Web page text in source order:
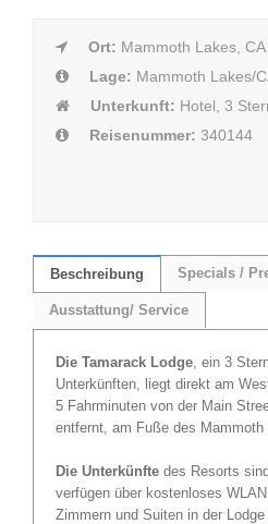
Ort: Mammoth Lakes,
Lage: Mammoth Lakes/
Unterkunft: Hotel, 3
Reisenummer: 340144
Beschreibung Specials /
Ausstattung/ Service
Die Tamarack Lodge , ein 3
Unterkünften, liegt direkt am
5 Fahrminuten von der Main
entfernt, am Fuße des Mammoth
Die Unterkünfte des Resorts
verfügen über kostenloses
Zimmern und Suiten in der